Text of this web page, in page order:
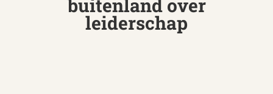
buitenland over
leiderschap